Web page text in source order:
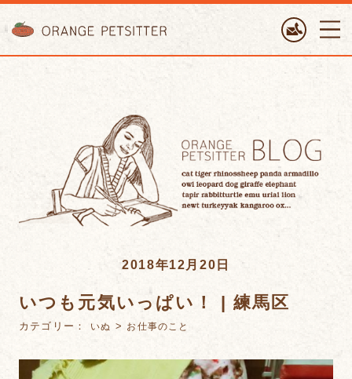
2018年12月20日
いつも元気いっぱい！ | 練馬区
カテゴリー： いぬ > お仕事のこと